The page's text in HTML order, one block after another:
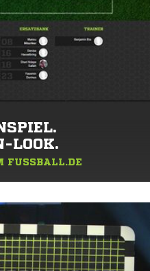
LOOK.
FUSSBALL.DE